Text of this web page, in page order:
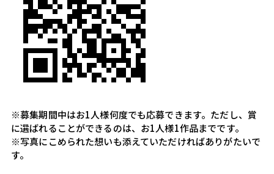
※募集期間中はお1人様何度でも応募できます。ただし、賞
に選ばれることができるのは、 お1人様1作品までです。
※写真にこめられた想いも添えていただければありがたいで
す。